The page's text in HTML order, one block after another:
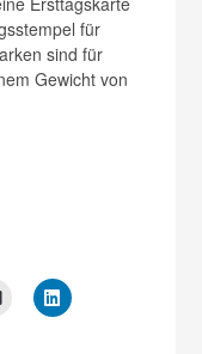
für
sind für
Gewicht von